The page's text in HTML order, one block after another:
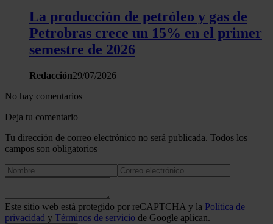
La producción de petróleo y gas de
Petrobras crece un 15% en el primer
semestre de 2026
Redacción29/07/2026
No hay comentarios
Deja tu comentario
Tu dirección de correo electrónico no será publicada. Todos los
campos son obligatorios
Este sitio web está protegido por reCAPTCHA y la Política de
privacidad y Términos de servicio de Google aplican.